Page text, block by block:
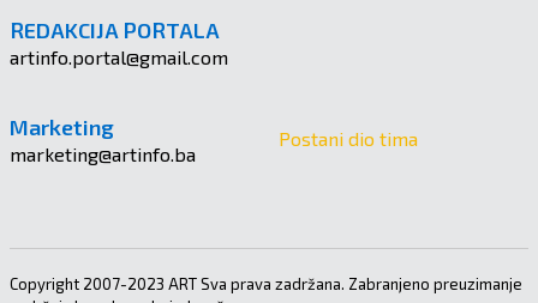
REDAKCIJA PORTALA
artinfo.portal@gmail.com
Marketing
marketing@artinfo.ba
Postani dio tima
Copyright 2007-2023 ART Sva prava zadržana. Zabranjeno preuzimanje